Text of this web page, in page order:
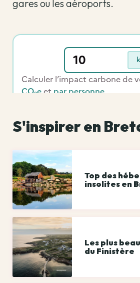
gares ou les aéroports.
S'inspirer en
Top des
insolites en
Les plus
du Finistère